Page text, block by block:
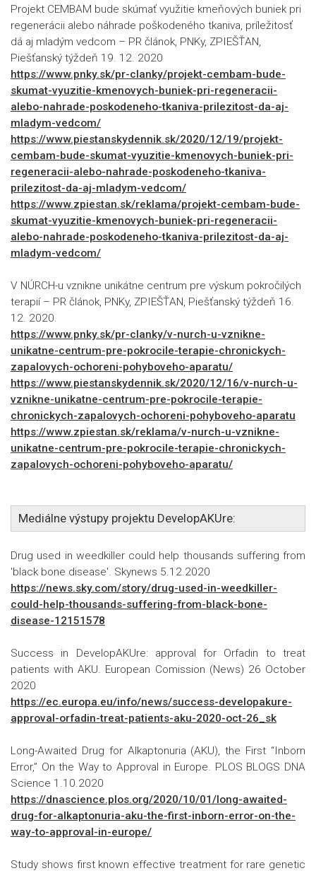
Projekt CEMBAM bude skúmať využitie kmeňových buniek pri
regenerácii alebo náhrade poškodeného tkaniva, príležitosť
dá aj mladým vedcom – PR článok, PNKy, ZPIEŠŤAN,
Piešťanský týždeň 19. 12. 2020
https://www.pnky.sk/pr-clanky/projekt-cembam-bude-
skumat-vyuzitie-kmenovych-buniek-pri-regeneracii-
alebo-nahrade-poskodeneho-tkaniva-prilezitost-da-aj-
mladym-vedcom/
https://www.piestanskydennik.sk/2020/12/19/projekt-
cembam-bude-skumat-vyuzitie-kmenovych-buniek-pri-
regeneracii-alebo-nahrade-poskodeneho-tkaniva-
prilezitost-da-aj-mladym-vedcom/
https://www.zpiestan.sk/reklama/projekt-cembam-bude-
skumat-vyuzitie-kmenovych-buniek-pri-regeneracii-
alebo-nahrade-poskodeneho-tkaniva-prilezitost-da-aj-
mladym-vedcom/
V NÚRCH-u vznikne unikátne centrum pre výskum pokročilých
terapií – PR článok, PNKy, ZPIEŠŤAN, Piešťanský týždeň 16.
12. 2020.
https://www.pnky.sk/pr-clanky/v-nurch-u-vznikne-
unikatne-centrum-pre-pokrocile-terapie-chronickych-
zapalovych-ochoreni-pohyboveho-aparatu/
https://www.piestanskydennik.sk/2020/12/16/v-nurch-u-
vznikne-unikatne-centrum-pre-pokrocile-terapie-
chronickych-zapalovych-ochoreni-pohyboveho-aparatu
https://www.zpiestan.sk/reklama/v-nurch-u-vznikne-
unikatne-centrum-pre-pokrocile-terapie-chronickych-
zapalovych-ochoreni-pohyboveho-aparatu/
Mediálne výstupy projektu DevelopAKUre:
Drug used in weedkiller could help thousands suffering from
'black bone disease'. Skynews 5.12.2020
https://news.sky.com/story/drug-used-in-weedkiller-
could-help-thousands-suffering-from-black-bone-
disease-12151578
Success in DevelopAKUre: approval for Orfadin to treat
patients with AKU. European Comission (News) 26 October
2020
https://ec.europa.eu/info/news/success-developakure-
approval-orfadin-treat-patients-aku-2020-oct-26_sk
Long-Awaited Drug for Alkaptonuria (AKU), the First “Inborn
Error,” On the Way to Approval in Europe. PLOS BLOGS DNA
Science 1.10.2020
https://dnascience.plos.org/2020/10/01/long-awaited-
drug-for-alkaptonuria-aku-the-first-inborn-error-on-the-
way-to-approval-in-europe/
Study shows first known effective treatment for rare genetic